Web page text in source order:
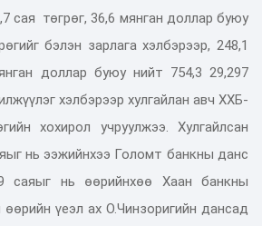
сая төгрөг, 36,6 мянган доллар буюу
бэлэн зарлага хэлбэрээр, 248,1
доллар буюу нийт 754,3 29,297
хэлбэрээр хулгайлан авч ХХБ-
хохирол учруулжээ. Хулгайлсан
нь ээжийнхээ Голомт банкны данс
саяыг нь өөрийнхөө Хаан банкны
үеэл ах О.Чинзоригийн дансад